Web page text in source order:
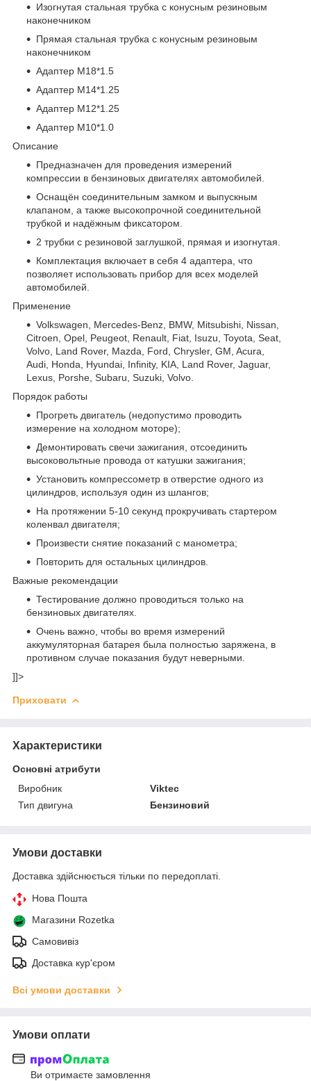
Изогнутая стальная трубка с конусным резиновым
наконечником
Прямая стальная трубка с конусным резиновым
наконечником
Адаптер М18*1.5
Адаптер М14*1.25
Адаптер М12*1.25
Адаптер М10*1.0
Описание
Предназначен для проведения измерений
компрессии в бензиновых двигателях автомобилей.
Оснащён соединительным замком и выпускным
клапаном, а также высокопрочной соединительной
трубкой и надёжным фиксатором.
2 трубки с резиновой заглушкой, прямая и изогнутая.
Комплектация включает в себя 4 адаптера, что
позволяет использовать прибор для всех моделей
автомобилей.
Применение
Volkswagen, Mercedes-Benz, BMW, Mitsubishi, Nissan,
Citroen, Opel, Peugeot, Renault, Fiat, Isuzu, Toyota, Seat,
Volvo, Land Rover, Mazda, Ford, Chrysler, GM, Acura,
Audi, Honda, Hyundai, Infinity, KIA, Land Rover, Jaguar,
Lexus, Porshe, Subaru, Suzuki, Volvo.
Порядок работы
Прогреть двигатель (недопустимо проводить
измерение на холодном моторе);
Демонтировать свечи зажигания, отсоединить
высоковольтные провода от катушки зажигания;
Установить компрессометр в отверстие одного из
цилиндров, используя один из шлангов;
На протяжении 5-10 секунд прокручивать стартером
коленвал двигателя;
Произвести снятие показаний с манометра;
Повторить для остальных цилиндров.
Важные рекомендации
Тестирование должно проводиться только на
бензиновых двигателях.
Очень важно, чтобы во время измерений
аккумуляторная батарея была полностью заряжена, в
противном случае показания будут неверными.
]]>
Приховати
Характеристики
Основні атрибути
Виробник
Viktec
Тип двигуна
Бензиновий
Умови доставки
Доставка здійснюється тільки по передоплаті.
Нова Пошта
Магазини Rozetka
Самовивіз
Доставка кур'єром
Всі умови доставки
Умови оплати
Ви отримаєте замовлення